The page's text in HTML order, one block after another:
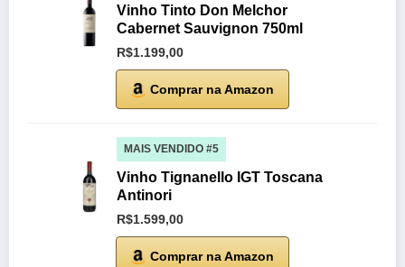
Vinho Tinto Don Melchor
Cabernet Sauvignon 750ml
R$1.199,00
Comprar na Amazon
MAIS VENDIDO #5
Vinho Tignanello IGT Toscana
Antinori
R$1.599,00
Comprar na Amazon